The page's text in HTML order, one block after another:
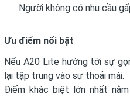
Người không có nhu cầu
Ưu điểm nổi bật
Nếu A20 Lite hướng tới sự
lại tập trung vào sự thoải mái.
Điểm khác biệt lớn nhất